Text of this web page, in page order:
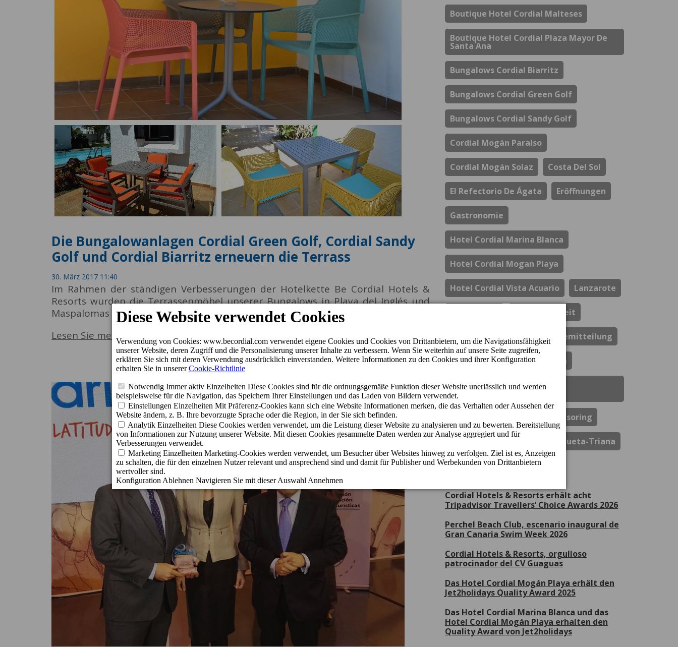
Die Bungalowanlagen Cordial Green Golf, Cordial Sandy
Golf und Cordial Biarritz erneuern die Terrass
30. März 2017 11:40
Im Rahmen der ständigen Verbesserungen der Hotelkette Be Cordial Hotels &
Resorts wurden die Terrassenmöbel unserer Bungalows in Playa del Inglés und
Maspalomas erneuert.
Lesen Sie mehr
Boutique Hotel Cordial Malteses
Boutique Hotel Cordial Plaza Mayor De
Santa Ana
Bungalows Cordial Biarritz
Bungalows Cordial Green Golf
Bungalows Cordial Sandy Golf
Cordial Mogán Paraíso
Cordial Mogán Solaz Costa Del Sol
El Refectorio De Ágata Eröffnungen
Gastronomie
Hotel Cordial Marina Blanca
Hotel Cordial Mogan Playa
Hotel Cordial Vista Acuario Lanzarote
Nachhaltigkeit
Perchel Beach Club Pressemitteilung
Resort Cordial Santa Águeda
Soziale Verantwortung Des
Unternehmens
Sportsponsoring
Thebrightside.travel Vegueta-Triana
Cordial Hotels & Resorts erhält acht
Tripadvisor Travellers’ Choice Awards 2026
Perchel Beach Club, escenario inaugural de
Gran Canaria Swim Week 2026
Cordial Hotels & Resorts, orgulloso
patrocinador del CV Guaguas
Das Hotel Cordial Mogán Playa erhält den
Jet2holidays Quality Award 2025
Das Hotel Cordial Marina Blanca und das
Hotel Cordial Mogán Playa erhalten den
Quality Award von Jet2holidays